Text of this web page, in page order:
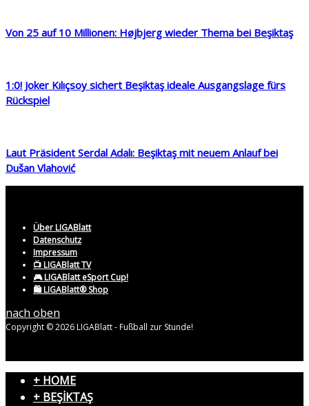
Von 25 auf 10 Millionen: Højbjerg wieder Thema bei Beşiktaş
1:0! Joker Kılıçsoy sichert Beşiktaş ideale Ausgangslage fürs
Rückspiel
Laut Präsident Serdal Adalı: Beşiktaş mit neuem Anlauf bei
Dušan Vlahović
Über LIGABlatt
Datenschutz
Impressum
📺 LIGABlatt TV
🎮 LIGABlatt eSport Cup!
🛍️ LIGABlatt® Shop
nach oben
Copyright © 2026 LIGABlatt - Fußball zur Stunde!
+ HOME
+ BEŞİKTAŞ